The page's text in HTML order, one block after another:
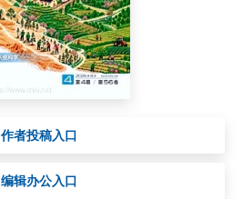
作者投稿入口
编辑办公入口